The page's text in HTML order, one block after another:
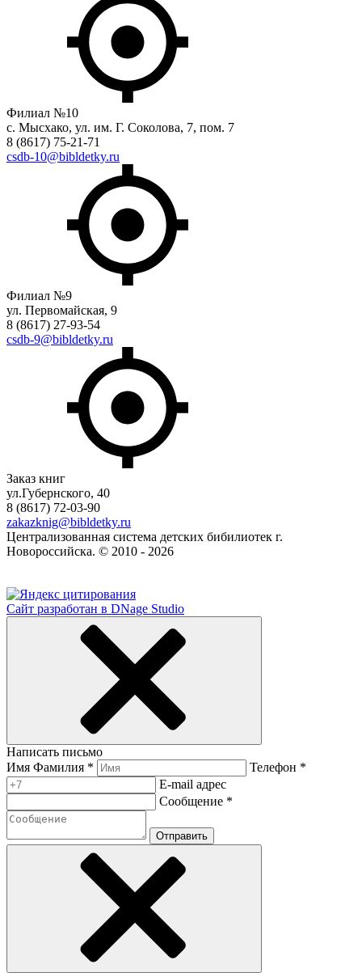
Филиал №10
с. Мысхако, ул. им. Г. Соколова, 7, пом. 7
8 (8617) 75-21-71
csdb-10@bibldetky.ru
Филиал №9
ул. Первомайская, 9
8 (8617) 27-93-54
csdb-9@bibldetky.ru
Заказ книг
ул.Губернского, 40
8 (8617) 72-03-90
zakazknig@bibldetky.ru
Централизованная система детских бибилиотек г.
Новороссийска. © 2010 - 2026
Сайт разработан в DNage Studio
Написать письмо
Имя Фамилия *
Телефон *
E-mail адрес
Сообщение *
Отправить